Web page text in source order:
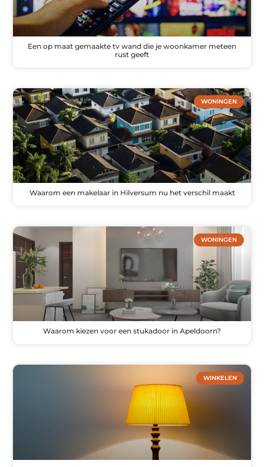
Een op maat gemaakte tv wand die je woonkamer meteen
rust geeft
WONINGEN
Waarom een makelaar in Hilversum nu het verschil maakt
WONINGEN
Waarom kiezen voor een stukadoor in Apeldoorn?
WINKELEN